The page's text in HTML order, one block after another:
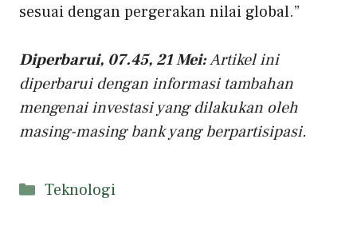
sesuai dengan pergerakan nilai global.”
Diperbarui, 07.45, 21 Mei:Artikel ini
diperbarui dengan informasi tambahan
mengenai investasi yang dilakukan oleh
masing-masing bank yang berpartisipasi.
Kategori
Teknologi